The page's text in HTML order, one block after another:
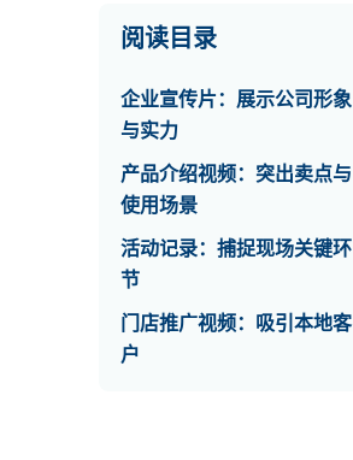
阅读目录
企业宣传片：展示公司形象
与实力
产品介绍视频：突出卖点与
使用场景
活动记录：捕捉现场关键环
节
门店推广视频：吸引本地客
户